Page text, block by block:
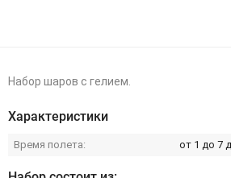
Набор шаров с гелием.
Характеристики
Время полета: от 1 до 7